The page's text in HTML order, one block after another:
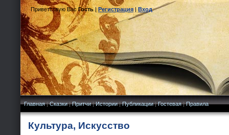
Приветствую Вас Гость|Регистрация|Вход
Главная|Сказки|Притчи|Истории|Публикации|Гостевая|Правила
Культура, Искусство